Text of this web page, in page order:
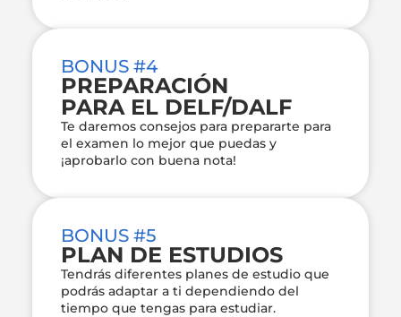
BONUS #4
PREPARACIÓN
PARA EL DELF/DALF
Te daremos consejos para prepararte para
el examen lo mejor que puedas y
¡aprobarlo con buena nota!
BONUS #5
PLAN DE ESTUDIOS
Tendrás diferentes planes de estudio que
podrás adaptar a ti dependiendo del
tiempo que tengas para estudiar.